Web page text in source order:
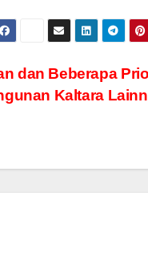
dan Beberapa
Kaltara